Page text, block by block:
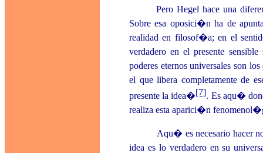
Pero Hegel hace una
Sobre esa oposici�n ha de
realidad en filosof�a; en el
verdadero en el presente
poderes eternos universales son
el que libera completamente de
presente la idea�[7]. Es aqu�
realiza esta aparici�n
Aqu� es necesario hacer
idea es lo verdadero en su